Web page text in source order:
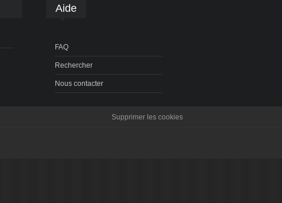
Aide
FAQ
Rechercher
Nous contacter
Supprimer les cookies